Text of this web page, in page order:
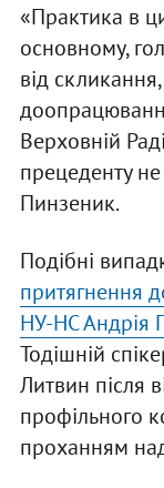
«Практика в
основному,
від
Верховній
прецеденту
Пинзеник.
Подібні
притягнення
НУ-НС Андрія
Тодішній
Литвин після
профільного
проханням